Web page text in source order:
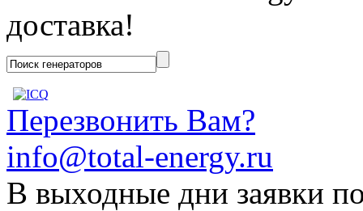
Перезвонить Вам?
info@total-energy.ru
В выходные дни заявки